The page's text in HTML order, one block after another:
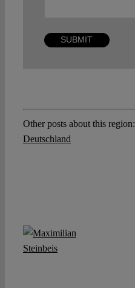
Other posts about this region:
Deutschland